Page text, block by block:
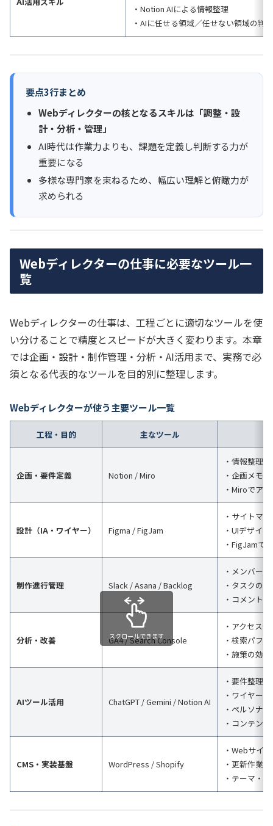
・Notion AIによる情報整理
・AIに任せる領域／任せない領域の判断
要点3行まとめ
Webディレクターの核となるスキルは「調整・設
計・分析・管理」
AI時代は作業力よりも、課題を定義し判断する力が
重要になる
多様な専門家を束ねるため、幅広い理解と俯瞰力が
求められる
Webディレクターの仕事に必要なツール一
覧
Webディレクターの仕事は、工程ごとに適切なツールを使
い分けることで精度とスピードが大きく変わります。本章
では企画・設計・制作管理・分析・AI活用まで、実務で必
須となる代表的なツールを目的別に整理します。
Webディレクターが使う主要ツール一覧
工程・目的 主なツール
企画・要件定義 Notion / Miro
・情報整理
・企画メモ
・Miroでア
設計（IA・ワイヤー） Figma / FigJam
・サイトマ
・UIデザイ
・FigJamで
制作進行管理 Slack / Asana / Backlog
・メンバー
・タスクの
・コメント
分析・改善 GA4 / Search Console
・アクセス
・検索パフ
・施策の効
AIツール活用 ChatGPT / Gemini / Notion AI
・要件整理
・ワイヤー
・ペルソナ
・コンテン
CMS・実装基盤 WordPress / Shopify
・Webサイ
・更新作業
・テーマ・
スクロールできます